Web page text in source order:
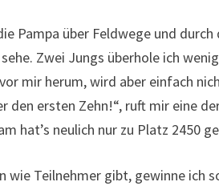
Pampa über Feldwege und
Zwei Jungs überhole ich
mir herum, wird aber einfach
den ersten Zehn!“, ruft mir eine
hat’s neulich nur zu Platz 2450
wie Teilnehmer gibt, gewinne ich